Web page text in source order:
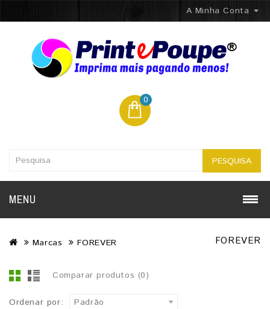
A Minha Conta
0
PESQUISA
MENU
FOREVER
Marcas FOREVER
Comparar produtos (0)
Ordenar por: Padrão